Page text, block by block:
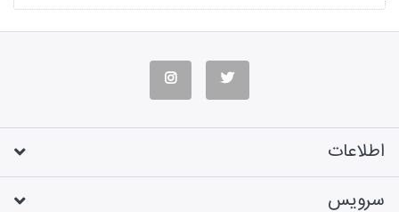
اطلاعات
سرویس